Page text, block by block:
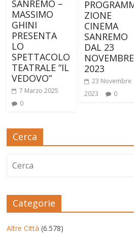
SANREMO –
MASSIMO
GHINI
PRESENTA
LO
SPETTACOLO
TEATRALE “IL
VEDOVO”
7 Marzo 2025
0
ZIONE
CINEMA
SANREMO
DAL 23
NOVEMBRE
2023
23 Novembre
2023
0
Cerca
Categorie
Altre Città (6.578)